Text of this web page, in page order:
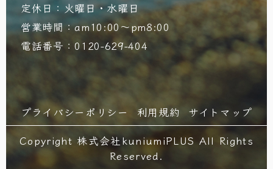
定休日：火曜日・水曜日
営業時間：am10:00～pm8:00
電話番号：0120-629-404
プライバシーポリシー 利用規約
サイトマップ
Copyright 株式会社kuniumiPLUS All Rights
Reserved.